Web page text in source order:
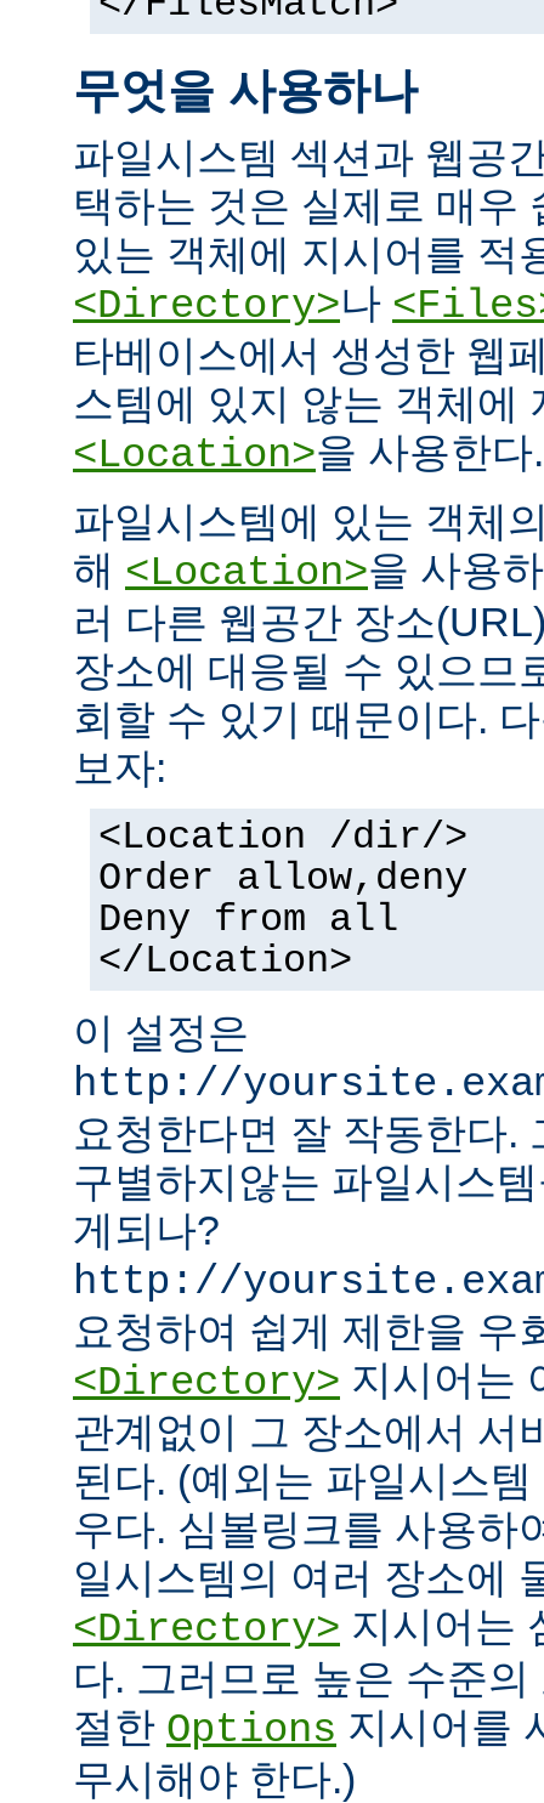
무엇을 사용하나
파일시스템 섹션과 웹공
택하는 것은 실제로 매우
있는 객체에 지시어를 적
<Directory>나
타베이스에서 생성한 웹
스템에 있지 않는 객체에
<Location>을 사용한다.
파일시스템에 있는 객체
해 <Location>을 사용
러 다른 웹공간 장소
장소에 대응될 수 있으므
회할 수 있기 때문이다.
보자:
<Location /dir/>
Order allow,deny
Deny from all
</Location>
이 설정은
http://
요청한다면 잘 작동한다.
구별하지않는 파일시스
게되나?
http://
요청하여 쉽게 제한을 우
<Directory> 지시어는
관계없이 그 장소에서 서
된다. (예외는 파일시스
우다. 심볼링크를 사용하
일시스템의 여러 장소에
<Directory> 지시어는
다. 그러므로 높은 수준
절한 Options 지시어를
무시해야 한다.)